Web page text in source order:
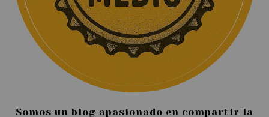
Somos un blog apasionado en compartir la